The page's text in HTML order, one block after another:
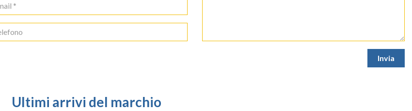
Ultimi arrivi del marchio